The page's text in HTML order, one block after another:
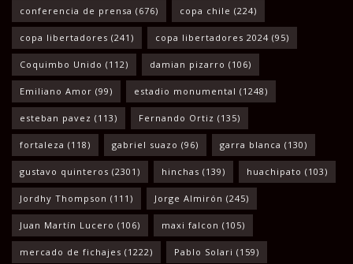
conferencia de prensa (676) copa chile (224)
copa libertadores (241) copa libertadores 2024 (95)
Coquimbo Unido (112) damian pizarro (106)
Emiliano Amor (99) estadio monumental (1248)
esteban pavez (113) Fernando Ortiz (135)
fortaleza (118) gabriel suazo (96) garra blanca (130)
gustavo quinteros (2301) hinchas (139) huachipato (103)
Jordhy Thompson (111) Jorge Almirón (245)
Juan Martín Lucero (106) maxi falcon (105)
mercado de fichajes (1222) Pablo Solari (159)